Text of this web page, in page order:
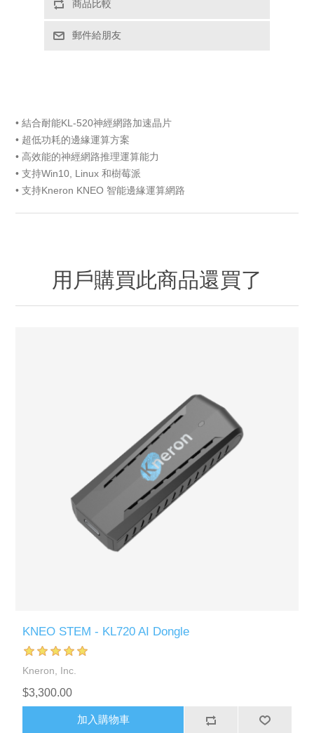
商品比較
郵件給朋友
• 結合耐能KL-520神經網路加速晶片
• 超低功耗的邊緣運算方案
• 高效能的神經網路推理運算能力
• 支持Win10, Linux 和樹莓派
• 支持Kneron KNEO 智能邊緣運算網路
用戶購買此商品還買了
KNEO STEM - KL720 AI Dongle
Kneron, Inc.
$3,300.00
加入購物車